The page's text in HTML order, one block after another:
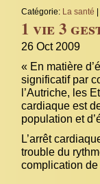
Catégorie: La santé
1 vie 3
26 Oct 2009
« En matière
significatif par
l’Autriche, les
cardiaque est
population et
L’arrêt
trouble du
complication de